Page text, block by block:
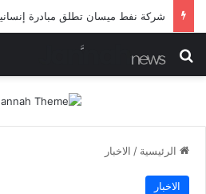
بحث عن
الرئيسية / الاخبار
الاخبار